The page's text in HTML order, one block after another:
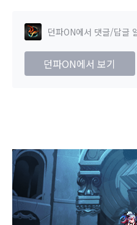
던파ON에서 댓글/답글
던파ON에서 보기